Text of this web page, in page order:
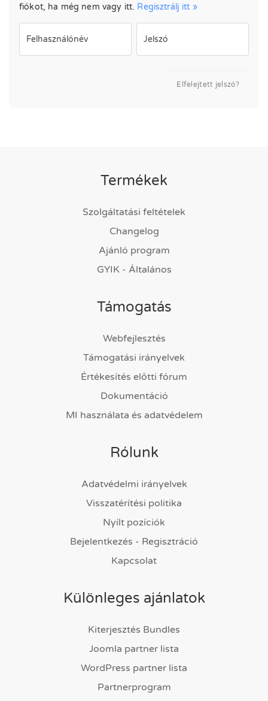
fiókot, ha még nem vagy itt. Regisztrálj itt »
Felhasználónév Jelszó
Elfelejtett jelszó?
Termékek
Szolgáltatási feltételek
Changelog
Ajánló program
GYIK - Általános
Támogatás
Webfejlesztés
Támogatási irányelvek
Értékesítés előtti fórum
Dokumentáció
MI használata és adatvédelem
Rólunk
Adatvédelmi irányelvek
Visszatérítési politika
Nyílt pozíciók
Bejelentkezés - Regisztráció
Kapcsolat
Különleges ajánlatok
Kiterjesztés Bundles
Joomla partner lista
WordPress partner lista
Partnerprogram